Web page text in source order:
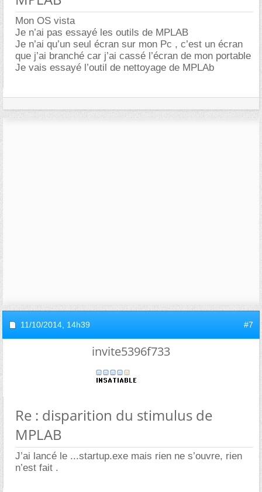
Mon OS vista
Je n’ai pas essayé les outils de MPLAB
Je n’ai qu’un seul écran sur mon Pc , c’est un écran
que j’ai branché car j’ai cassé l’écran de mon portable
Je vais essayé l’outil de nettoyage de MPLAb
11/10/2014, 14h39 #7
invite5396f733
Re : disparition du stimulus de
MPLAB
J’ai lancé le ...startup.exe mais rien ne s’ouvre, rien
n’est fait .